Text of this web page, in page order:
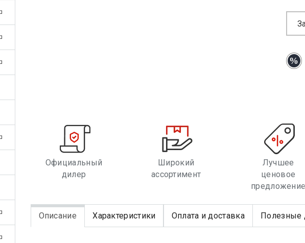
Официальный
дилер
Широкий
ассортимент
Лучшее
ценовое
предложение
Описание Характеристики Оплата и доставка Полезные